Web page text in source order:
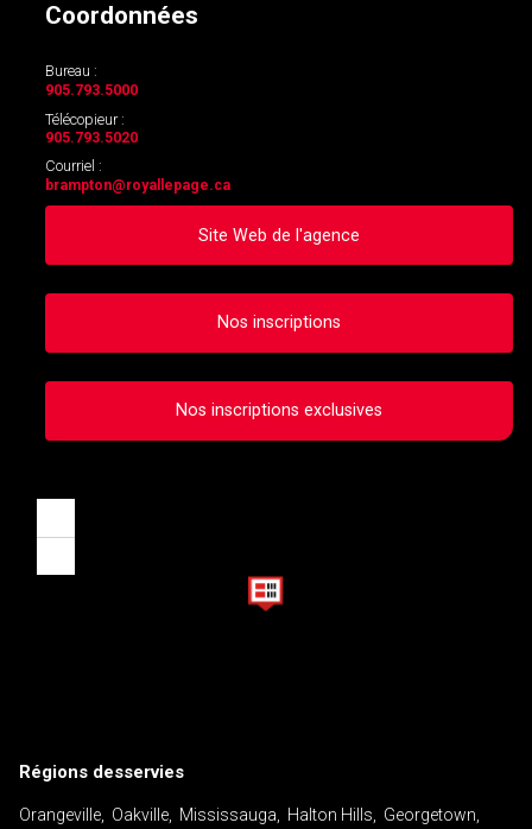
Coordonnées
Bureau :
905.793.5000
Télécopieur :
905.793.5020
Courriel :
brampton@royallepage.ca
Site Web de l'agence
Nos inscriptions
Nos inscriptions exclusives
Régions desservies
Orangeville, Oakville, Mississauga, Halton Hills, Georgetown,